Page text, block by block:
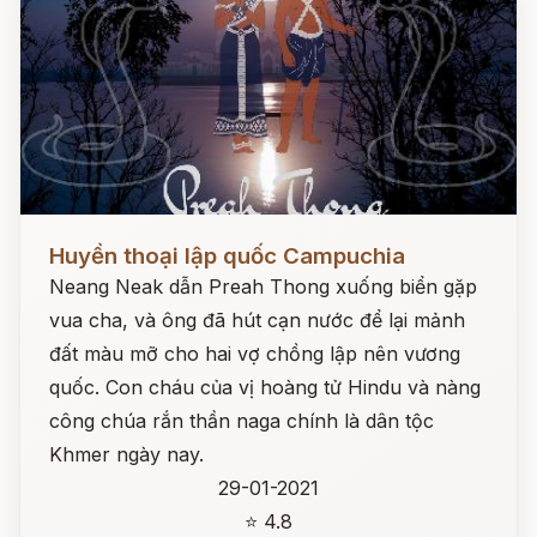
Đọc ngay
Huyền thoại lập quốc Campuchia
Neang Neak dẫn Preah Thong xuống biển gặp
vua cha, và ông đã hút cạn nước để lại mảnh
đất màu mỡ cho hai vợ chồng lập nên vương
quốc. Con cháu của vị hoàng tử Hindu và nàng
công chúa rắn thần naga chính là dân tộc
Khmer ngày nay.
29-01-2021
⭐ 4.8